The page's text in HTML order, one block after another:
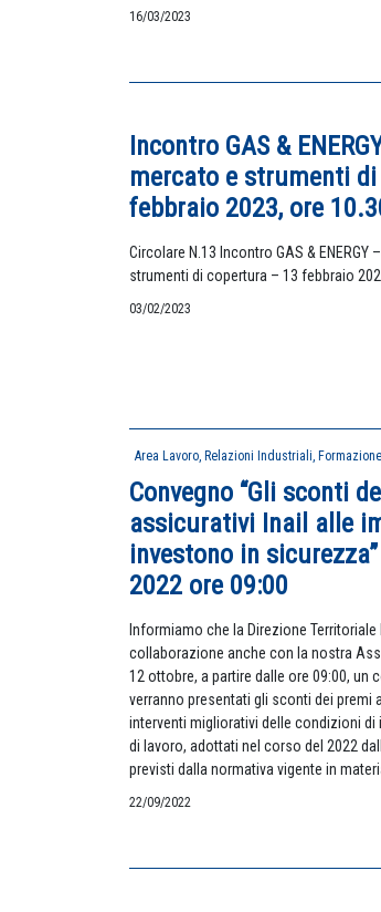
16/03/2023
Incontro GAS &
mercato e strumenti
febbraio 2023, ore
Circolare N.13 Incontro GAS &
strumenti di copertura – 13 febbraio
03/02/2023
Area Lavoro, Relazioni Industriali, Formazione
Convegno “Gli sconti
assicurativi Inail alle
investono in
2022 ore 09:00
Informiamo che la Direzione Territoriale
collaborazione anche con la nostra
12 ottobre, a partire dalle ore 09:00, un
verranno presentati gli sconti dei premi
interventi migliorativi delle condizioni di
di lavoro, adottati nel corso del 2022
previsti dalla normativa vigente in
22/09/2022